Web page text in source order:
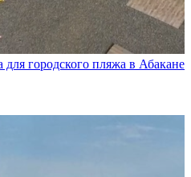
городского пляжа в Абакане